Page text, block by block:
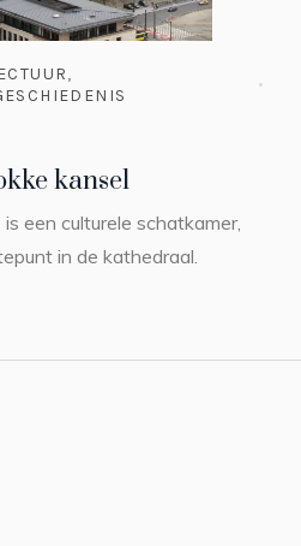
,
kansel
een culturele schatkamer,
in de kathedraal.